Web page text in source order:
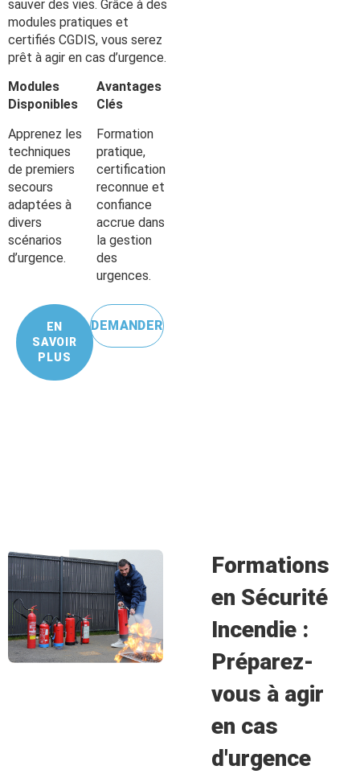
sauver des vies. Grâce à des
modules pratiques et
certifiés CGDIS, vous serez
prêt à agir en cas d’urgence.
Modules
Disponibles
Apprenez les
techniques
de premiers
secours
adaptées à
divers
scénarios
d’urgence.
Avantages
Clés
Formation
pratique,
certification
reconnue et
confiance
accrue dans
la gestion
des
urgences.
EN
SAVOIR
PLUS
DEMANDER
Formations
en Sécurité
Incendie :
Préparez-
vous à agir
en cas
d'urgence